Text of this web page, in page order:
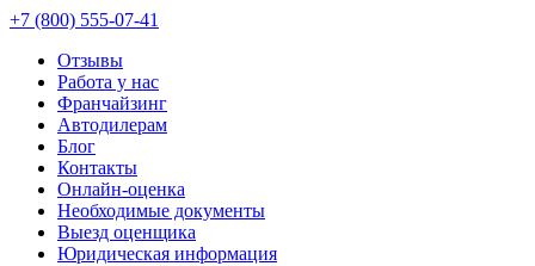
+7 (800) 555-07-41
Отзывы
Работа у нас
Франчайзинг
Автодилерам
Блог
Контакты
Онлайн-оценка
Необходимые документы
Выезд оценщика
Юридическая информация